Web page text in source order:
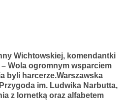
Wichtowskiej, komendantki
– Wola ogromnym wsparciem
byli harcerze.Warszawska
im. Ludwika Narbutta,
z lornetką oraz alfabetem